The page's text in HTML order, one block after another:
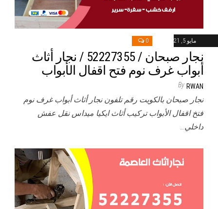
مايو 5, 2021 0
نجار صبحان / 52227355 / نجار أثاث
أبواب غرف نوم فتح اقفال الأبواب
By RWAN
نجار صبحان بالكويت رقم تلفون نجار أثاث أبواب غرف نوم
فتخ اقفال الأبواب تركيب أثاث ايكيا ميداس نقل عفش
داخلي…